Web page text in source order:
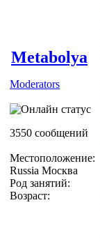
Metabolya
Moderators
3550 сообщений
Местоположение:
Russia Москва
Род занятий:
Возраст: